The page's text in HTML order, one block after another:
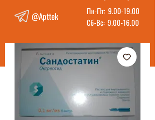
@Apttek Пн-Пт: 9.00-19.00
Сб-Вс: 9.00-16.00